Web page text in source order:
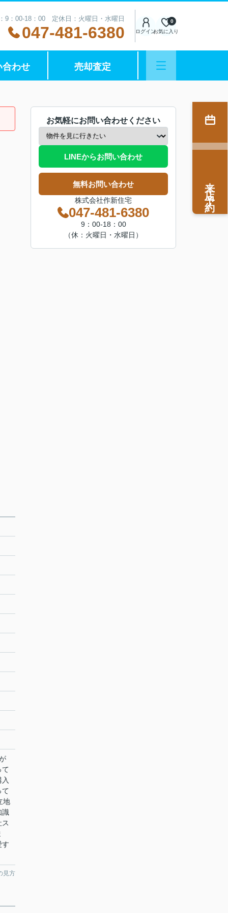
9：00-18：00 定休日：火曜日・水曜日
047-481-6380 ログインお気に入り
0
合わせ 売却査定
て
て
地
識
す
見方
お気軽にお問い合わせください
LINEからお問い合わせ
無料お問い合わせ
株式会社作新住宅
047-481-6380
9：00-18：00
（休：火曜日・水曜日）
来店予約